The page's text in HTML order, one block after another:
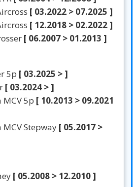
[ 03.2022 > 07.2025 ]
[ 12.2018 > 02.2022 ]
[ 06.2007 > 01.2013 ]
5p [ 03.2025 > ]
[ 03.2024 > ]
MCV 5p [ 10.2013 > 09.2021
MCV Stepway [ 05.2017 >
[ 05.2008 > 12.2010 ]